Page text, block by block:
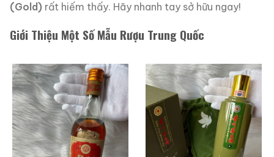
(Gold) rất hiếm thấy. Hãy nhanh tay sở hữu ngay!
Giới Thiệu Một Số Mẫu Rượu Trung Quốc